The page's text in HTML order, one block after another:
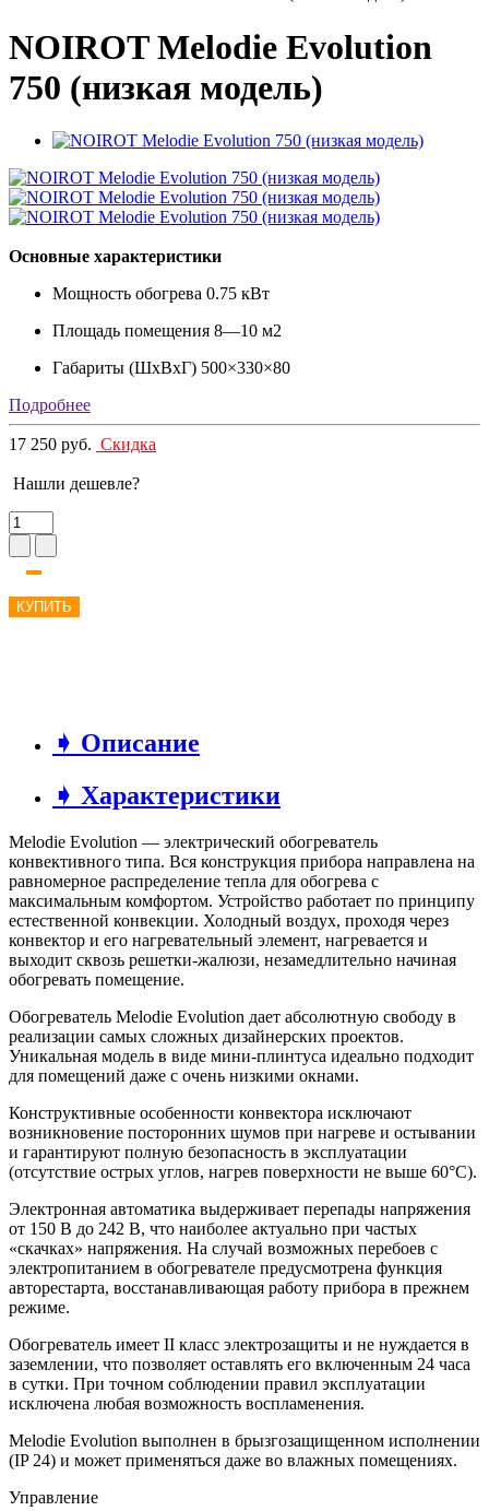
NOIROT Melodie Evolution
750 (низкая модель)
Основные характеристики
Мощность обогрева 0.75 кВт
Площадь помещения 8—10 м2
Габариты (ШxВxГ) 500×330×80
Подробнее
17 250 руб. Скидка
Нашли дешевле?
КУПИТЬ
➧ Описание
➧ Характеристики
Melodie Evolution — электрический обогреватель
конвективного типа. Вся конструкция прибора направлена на
равномерное распределение тепла для обогрева с
максимальным комфортом. Устройство работает по принципу
естественной конвекции. Холодный воздух, проходя через
конвектор и его нагревательный элемент, нагревается и
выходит сквозь решетки-жалюзи, незамедлительно начиная
обогревать помещение.
Обогреватель Melodie Evolution дает абсолютную свободу в
реализации самых сложных дизайнерских проектов.
Уникальная модель в виде мини-плинтуса идеально подходит
для помещений даже с очень низкими окнами.
Конструктивные особенности конвектора исключают
возникновение посторонних шумов при нагреве и остывании
и гарантируют полную безопасность в эксплуатации
(отсутствие острых углов, нагрев поверхности не выше 60°С).
Электронная автоматика выдерживает перепады напряжения
от 150 В до 242 В, что наиболее актуально при частых
«скачках» напряжения. На случай возможных перебоев с
электропитанием в обогревателе предусмотрена функция
авторестарта, восстанавливающая работу прибора в прежнем
режиме.
Обогреватель имеет II класс электрозащиты и не нуждается в
заземлении, что позволяет оставлять его включенным 24 часа
в сутки. При точном соблюдении правил эксплуатации
исключена любая возможность воспламенения.
Melodie Evolution выполнен в брызгозащищенном исполнении
(IP 24) и может применяться даже во влажных помещениях.
Управление